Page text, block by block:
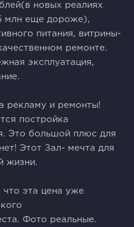
новых реалиях
млн еще дороже),
питания, витрины-
ремонте.
эксплуатация,
рекламу и ремонты!
постройка
Это большой плюс для
Этот Зал- мечта для
жизни.
эта цена уже
Фото реальные.